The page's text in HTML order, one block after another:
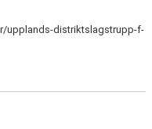
upplands-distriktslagstrupp-f-